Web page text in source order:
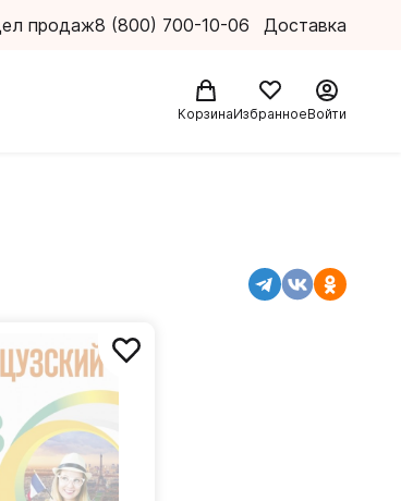
продаж8 (800) 700-10-06 Доставка
КорзинаИзбранноеВойти